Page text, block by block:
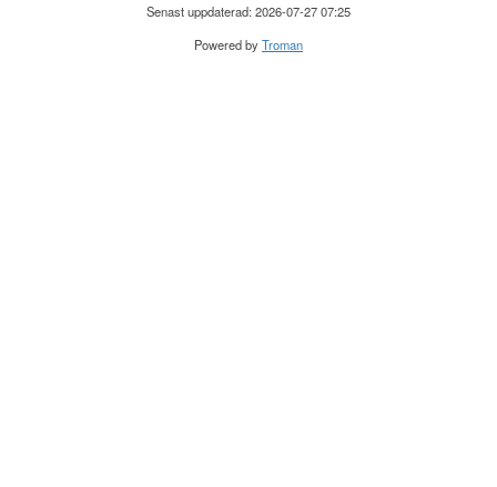
Senast uppdaterad: 2026-07-27 07:25
Powered byTroman